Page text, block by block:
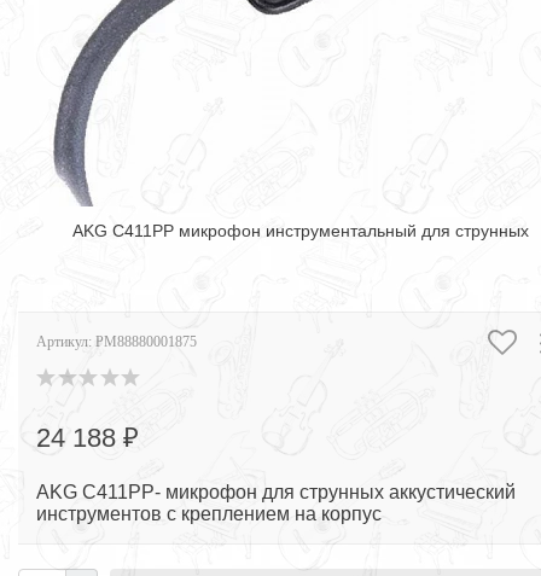
AKG C411PР микрофон инструментальный для струнных
Артикул: PM88880001875
24 188 ₽
AKG C411PР- микрофон для струнных аккустический
инструментов с креплением на корпус